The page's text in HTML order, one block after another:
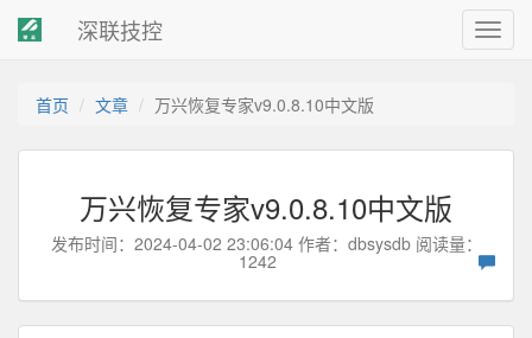
深联技控
首页 文章 万兴恢复专家v9.0.8.10中文版
万兴恢复专家v9.0.8.10中文版
发布时间：2024-04-02 23:06:04 作者： dbsysdb阅读量：
1242